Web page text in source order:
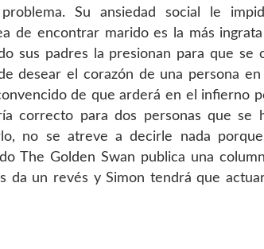
Su ansiedad social le
de encontrar marido es la más
sus padres la presionan para que se
desear el corazón de una persona
de que arderá en el infierno
correcto para dos personas que se
no se atreve a decirle nada
The Golden Swan publica una
da un revés y Simon tendrá que